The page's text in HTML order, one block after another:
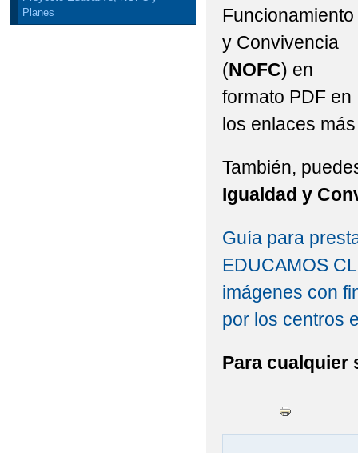
Planes
Funcionamiento
y Convivencia
(NOFC) en
formato PDF en
los enlaces
También,
Igualdad y
Guía para
EDUCAMOS
imágenes con
por los centros
Para cualquier